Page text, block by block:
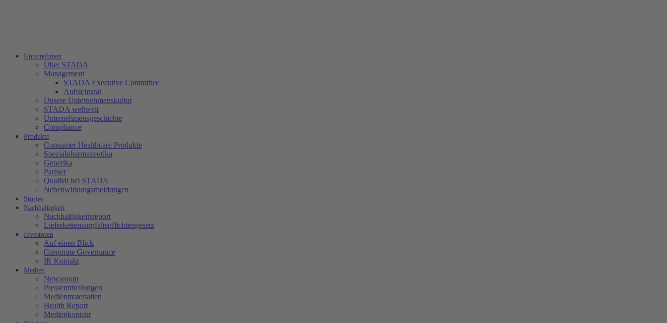
Unternehmen
Über STADA
Management
STADA Executive Committee
Aufsichtsrat
Unsere Unternehmenskultur
STADA weltweit
Unternehmensgeschichte
Compliance
Produkte
Consumer Healthcare Produkte
Spezialpharmazeutika
Generika
Partner
Qualität bei STADA
Nebenwirkungsmeldungen
Stories
Nachhaltigkeit
Nachhaltigkeitsreport
Lieferkettensorgfaltspflichtengesetz
Investoren
Auf einen Blick
Corporate Governance
IR Kontakt
Medien
Newsroom
Pressemitteilungen
Medienmaterialien
Health Report
Medienkontakt